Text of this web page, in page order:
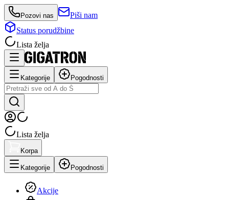
Pozovi nas
Piši nam
Status porudžbine
Lista želja
Kategorije Pogodnosti
Lista želja
Korpa
Kategorije Pogodnosti
Akcije